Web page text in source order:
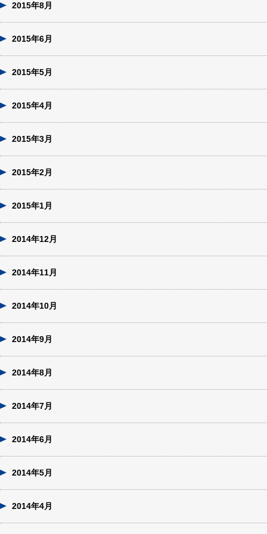
2015年8月
2015年6月
2015年5月
2015年4月
2015年3月
2015年2月
2015年1月
2014年12月
2014年11月
2014年10月
2014年9月
2014年8月
2014年7月
2014年6月
2014年5月
2014年4月